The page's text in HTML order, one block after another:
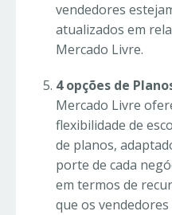
vendedores
atualizados em
Mercado Livre.
4 opções de
Mercado Livre
flexibilidade de
de planos,
porte de cada
em termos de
que os